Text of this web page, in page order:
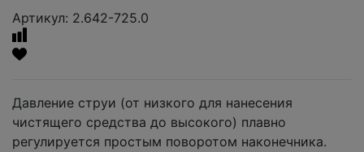
Артикул: 2.642-725.0
Давление струи (от низкого для нанесения
чистящего средства до высокого) плавно
регулируется простым поворотом наконечника.